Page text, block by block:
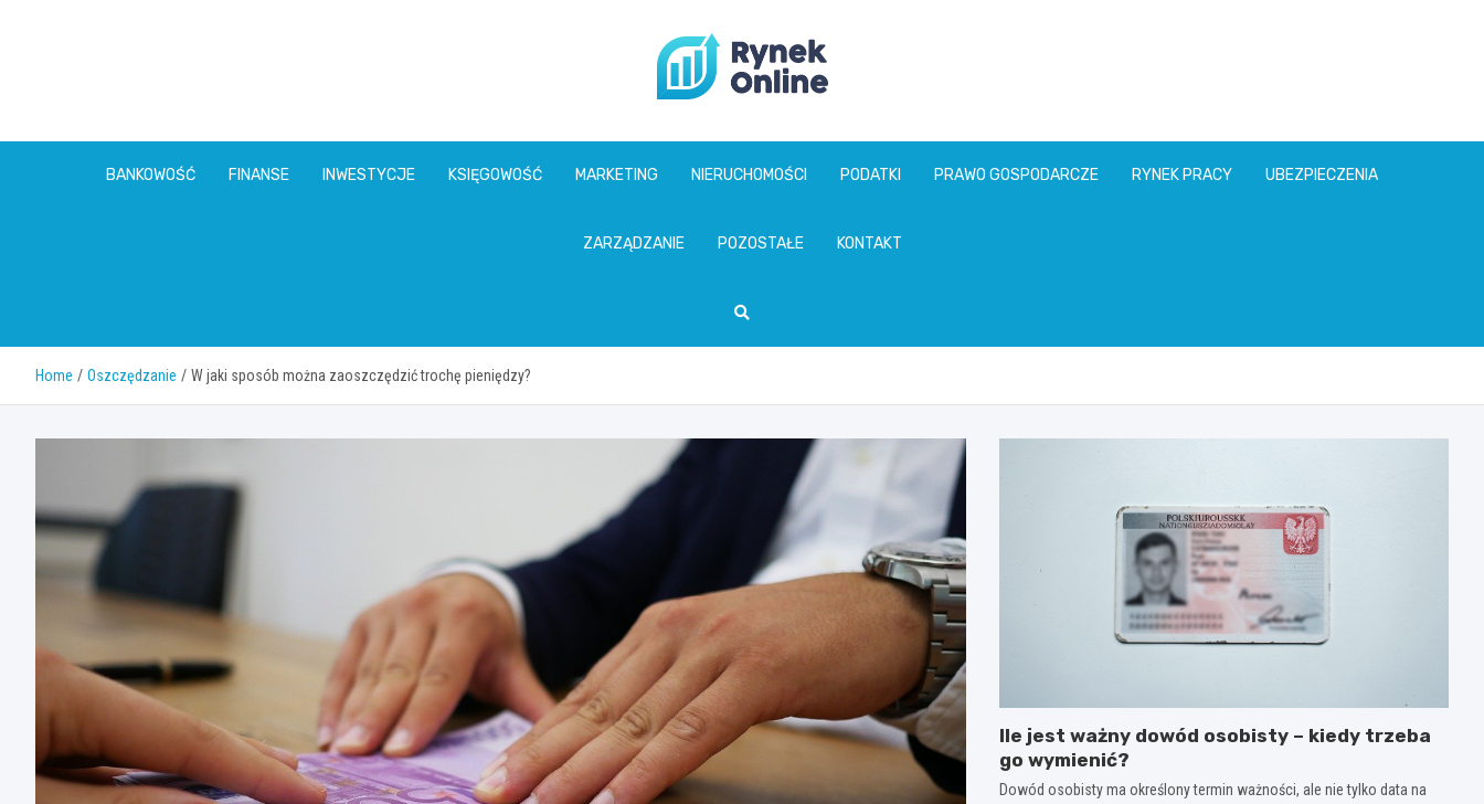
www.rynekonline.pl
BANKOWOŚĆ FINANSE INWESTYCJE KSIĘGOWOŚĆ MARKETING NIERUCHOMOŚCI PODATKI PRAWO GOSPODARCZE RYNEK PRACY UBEZPIECZENIA
ZARZĄDZANIE POZOSTAŁE KONTAKT
Home Oszczędzanie W jaki sposób można zaoszczędzić trochę pieniędzy?
Ile jest ważny dowód osobisty – kiedy trzeba
go wymienić?
Dowód osobisty ma określony termin ważności, ale nie tylko data na